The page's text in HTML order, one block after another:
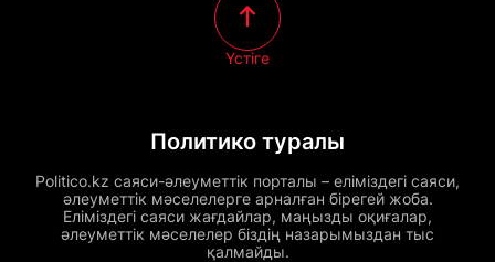
Политико туралы
Politico.kz саяси-әлеуметтік порталы – еліміздегі саяси,
әлеуметтік мәселелерге арналған бірегей жоба.
Еліміздегі саяси жағдайлар, маңызды оқиғалар,
әлеуметтік мәселелер біздің назарымыздан тыс
қалмайды.
Үстіге